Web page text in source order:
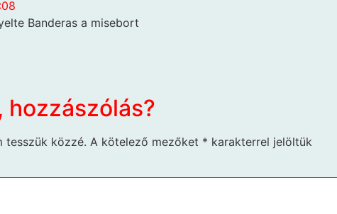
Banderas a misebort
hozzászólás?
tesszük közzé. A kötelező mezőket * karakterrel jelöltük